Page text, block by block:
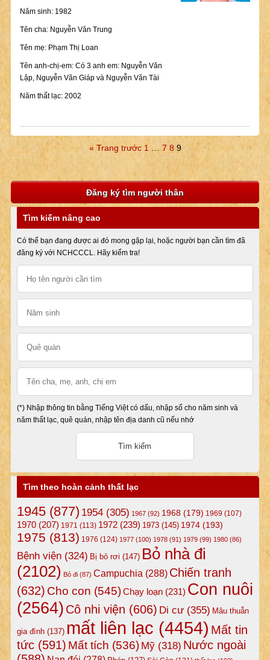
Năm sinh: 1982
Tên cha: Nguyễn Văn Trung
Tên mẹ: Phạm Thị Loan
Tên anh-chị-em: Có 3 anh em: Nguyễn Văn
Lập, Nguyễn Văn Giáp và Nguyễn Văn Tài
Năm thất lạc: 2002
« Trang trước 1 … 7 8 9
Đăng ký tìm người thân
Tìm kiếm nâng cao
Có thể bạn đang được ai đó mong gặp lại, hoặc người bạn cần tìm đã
đăng ký với NCHCCCL. Hãy kiểm tra!
(*) Nhập thông tin bằng Tiếng Việt có dấu, nhập số cho năm sinh và
năm thất lạc, quê quán, nhập tên địa danh cũ nếu nhớ
Tìm theo hoàn cảnh thất lạc
1945(877) 1954(305) 1967(92) 1968(179) 1969 (107)
1970(207) 1971 (113) 1972(239) 1973(145) 1974(193)
1975 (813) 1976 (124) 1977(100) 1978(91) 1979(99) 1980(86)
Bệnh viện(324) Bị bỏ rơi (147) Bỏ nhà đi
(2102) Bỏ đi(87) Campuchia (288) Chiến tranh
(632) Cho con (545)Chạy loạn(231) Con nuôi
(2564) Cô nhi viện (606) Di cư(355) Mâu thuẫn
gia đình(137) mất liên lạc (4454) Mất tin
tức(591) Mất tích (536) Mỹ(318) Nước ngoài